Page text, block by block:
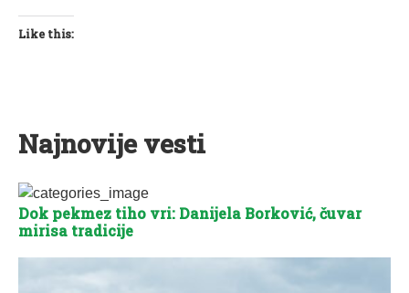
Like this:
Najnovije vesti
Dok pekmez tiho vri: Danijela Borković, čuvar
mirisa tradicije